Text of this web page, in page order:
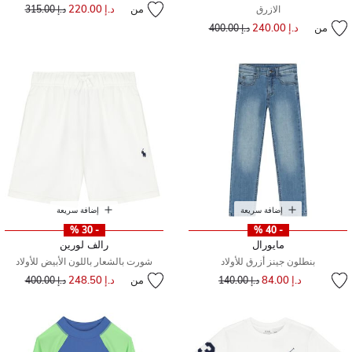
الازرق
من د.إ 240.00 سعر مخفض مند.إ 400.00
من د.إ 220.00 سعر مخفض من
د.إ 315.00 إلى
إضافة سريعة
- 40 %
مايورال
بنطلون جينز أزرق للأولاد
د.إ 84.00 سعر مخفض مند.إ 140.00
إضافة سريعة
- 30 %
رالف لورين
شورت بالشعار باللون الأبيض للأولاد
من د.إ 248.50 سعر مخفض من
د.إ 400.00 إلى